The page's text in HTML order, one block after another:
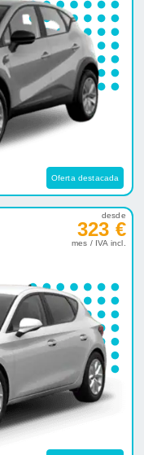
Oferta destacada
desde
323 €
mes / IVA incl.